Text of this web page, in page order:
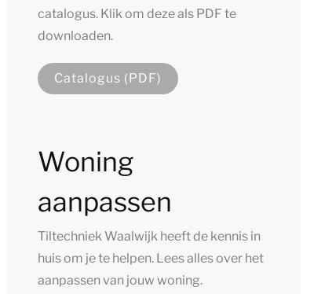
catalogus. Klik om deze als PDF te
downloaden.
Catalogus (PDF)
Woning
aanpassen
Tiltechniek Waalwijk heeft de kennis in
huis om je te helpen. Lees alles over het
aanpassen van jouw woning.